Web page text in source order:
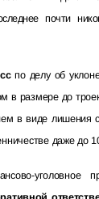
почти
по делу об
в размере до
в виде лишения
даже до